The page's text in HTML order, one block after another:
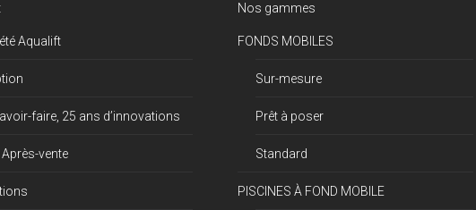
Aqualift
faire, 25 ans d’innovations
vente
Nos gammes
FONDS MOBILES
Sur-mesure
Prêt à poser
Standard
PISCINES À FOND MOBILE